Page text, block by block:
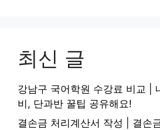
최신 글
강남구 국어학원 수강료 비교 |
비, 단과반 꿀팁 공유해요!
결손금 처리계산서 작성 | 결손